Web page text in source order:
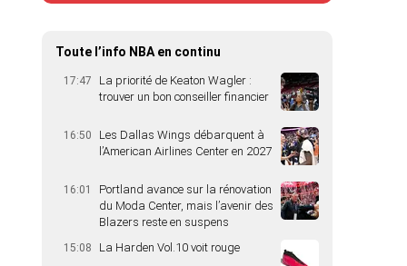
Toute l’info NBA en continu
17:47
La priorité de Keaton Wagler :
trouver un bon conseiller financier
16:50
Les Dallas Wings débarquent à
l’American Airlines Center en 2027
16:01
Portland avance sur la rénovation
du Moda Center, mais l’avenir des
Blazers reste en suspens
15:08 La Harden Vol.10 voit rouge